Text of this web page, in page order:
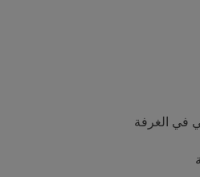
في الغرفة